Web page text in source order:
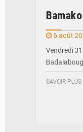
6 août
Vendredi
SAVOIR PLUS